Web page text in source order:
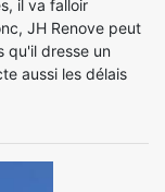
il va falloir
JH Renove peut
qu'il dresse un
aussi les délais